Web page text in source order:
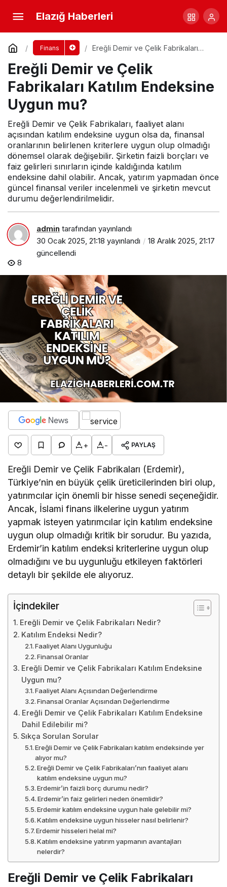
Elazığ Haberleri
Finans
Ereğli Demir ve Çelik Fabrikaları
Ereğli Demir ve Çelik
Fabrikaları Katılım Endeksine
Uygun mu?
Ereğli Demir ve Çelik Fabrikaları, faaliyet alanı
açısından katılım endeksine uygun olsa da, finansal
oranlarının belirlenen kriterlere uygun olup olmadığı
dönemsel olarak değişebilir. Şirketin faizli borçları ve
faiz gelirleri sınırların içinde kaldığında katılım
endeksine dahil olabilir. Ancak, yatırım yapmadan önce
güncel finansal veriler incelenmeli ve şirketin mevcut
durumu değerlendirilmelidir.
admin tarafından yayınlandı
30 Ocak 2025, 21:18 yayınlandı
18 Aralık 2025, 21:17
güncellendi
8
+ - PAYLAŞ
Ereğli Demir ve Çelik Fabrikaları (Erdemir),
Türkiye’nin en büyük çelik üreticilerinden biri olup,
yatırımcılar için önemli bir hisse senedi seçeneğidir.
Ancak, İslami finans ilkelerine uygun yatırım
yapmak isteyen yatırımcılar için katılım endeksine
uygun olup olmadığı kritik bir sorudur. Bu yazıda,
Erdemir’in katılım endeksi kriterlerine uygun olup
olmadığını ve bu uygunluğu etkileyen faktörleri
detaylı bir şekilde ele alıyoruz.
İçindekiler
Ereğli Demir ve Çelik Fabrikaları Nedir?
Katılım Endeksi Nedir?
Faaliyet Alanı Uygunluğu
Finansal Oranlar
Ereğli Demir ve Çelik Fabrikaları Katılım Endeksine
Uygun mu?
Faaliyet Alanı Açısından Değerlendirme
Finansal Oranlar Açısından Değerlendirme
Ereğli Demir ve Çelik Fabrikaları Katılım Endeksine
Dahil Edilebilir mi?
Sıkça Sorulan Sorular
Ereğli Demir ve Çelik Fabrikaları katılım endeksinde yer
alıyor mu?
Ereğli Demir ve Çelik Fabrikaları’nın faaliyet alanı
katılım endeksine uygun mu?
Erdemir’in faizli borç durumu nedir?
Erdemir’in faiz gelirleri neden önemlidir?
Erdemir katılım endeksine uygun hale gelebilir mi?
Katılım endeksine uygun hisseler nasıl belirlenir?
Erdemir hisseleri helal mi?
Katılım endeksine yatırım yapmanın avantajları
nelerdir?
Ereğli Demir ve Çelik Fabrikaları
Ereğli Demir ve Çelik Fabrikaları Katılım
Endeksine Uygun mu?
Yorum Yap